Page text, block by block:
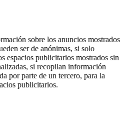
sobre los anuncios mostrados
ser de anónimas, si solo
espacios publicitarios mostrados sin
si recopilan información
por parte de un tercero, para la
publicitarios.